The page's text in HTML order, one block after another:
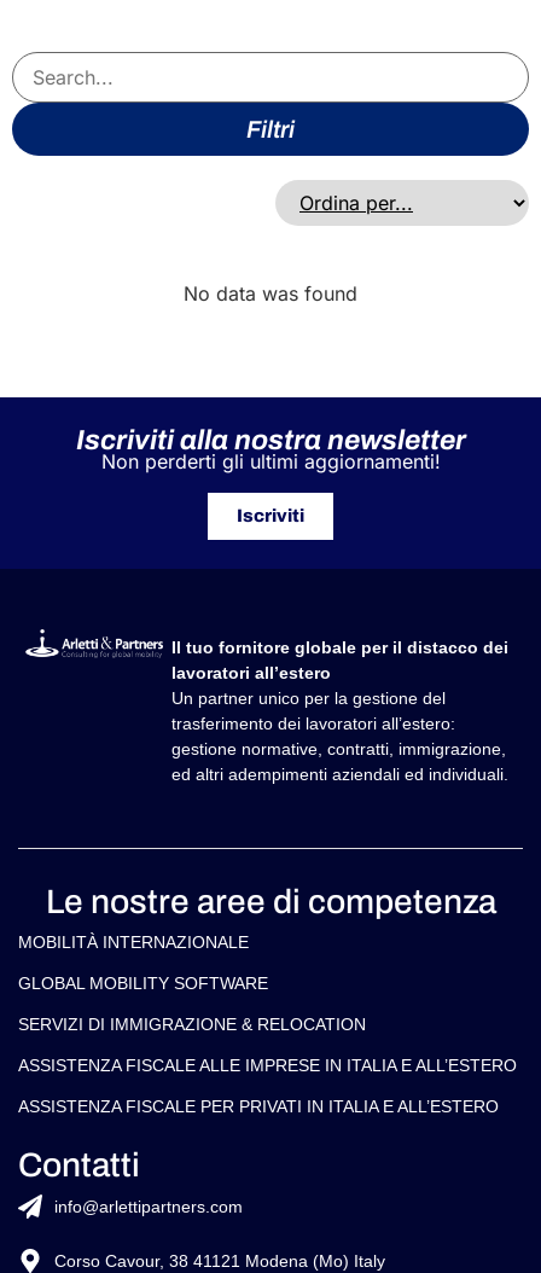
Filtri
No data was found
Iscriviti alla nostra newsletter
Non perderti gli ultimi aggiornamenti!
Iscriviti
Il tuo fornitore globale per il distacco dei
lavoratori all’estero
Un partner unico per la gestione del
trasferimento dei lavoratori all’estero:
gestione normative, contratti, immigrazione,
ed altri adempimenti aziendali ed individuali.
Le nostre aree di competenza
MOBILITÀ INTERNAZIONALE
GLOBAL MOBILITY SOFTWARE​
SERVIZI DI IMMIGRAZIONE & RELOCATION
ASSISTENZA FISCALE ALLE IMPRESE IN ITALIA E ALL’ESTERO
ASSISTENZA FISCALE PER PRIVATI IN ITALIA E ALL’ESTERO
Contatti
info@arlettipartners.com
Corso Cavour, 38 41121 Modena (Mo) Italy